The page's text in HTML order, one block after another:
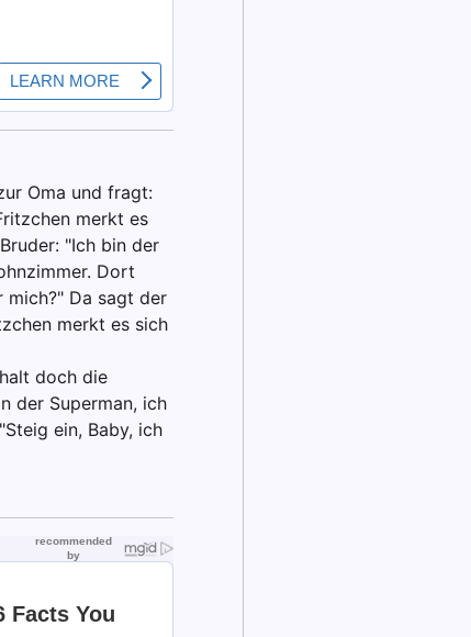
Oma und fragt:
merkt es
"Ich bin der
Dort
mich?" Da sagt der
merkt es sich
doch die
der Superman, ich
ein, Baby, ich